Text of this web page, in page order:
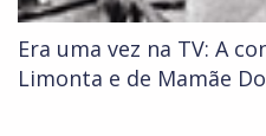
Era uma vez na TV: A
Limonta e de Mamãe